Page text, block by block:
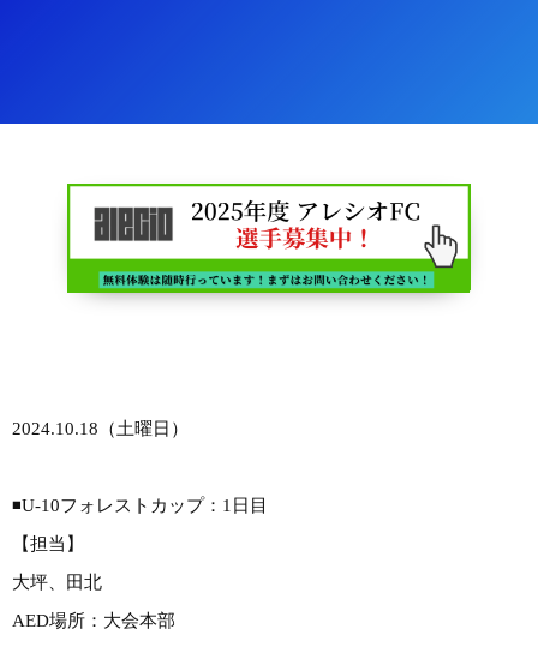
2024.10.18（土曜日）
◾️U-10フォレストカップ：1日目
【担当】
大坪、田北
AED場所：大会本部